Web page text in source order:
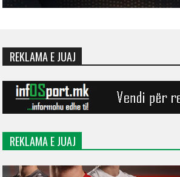
REKLAMA E JUAJ
REKLAMA E JUAJ